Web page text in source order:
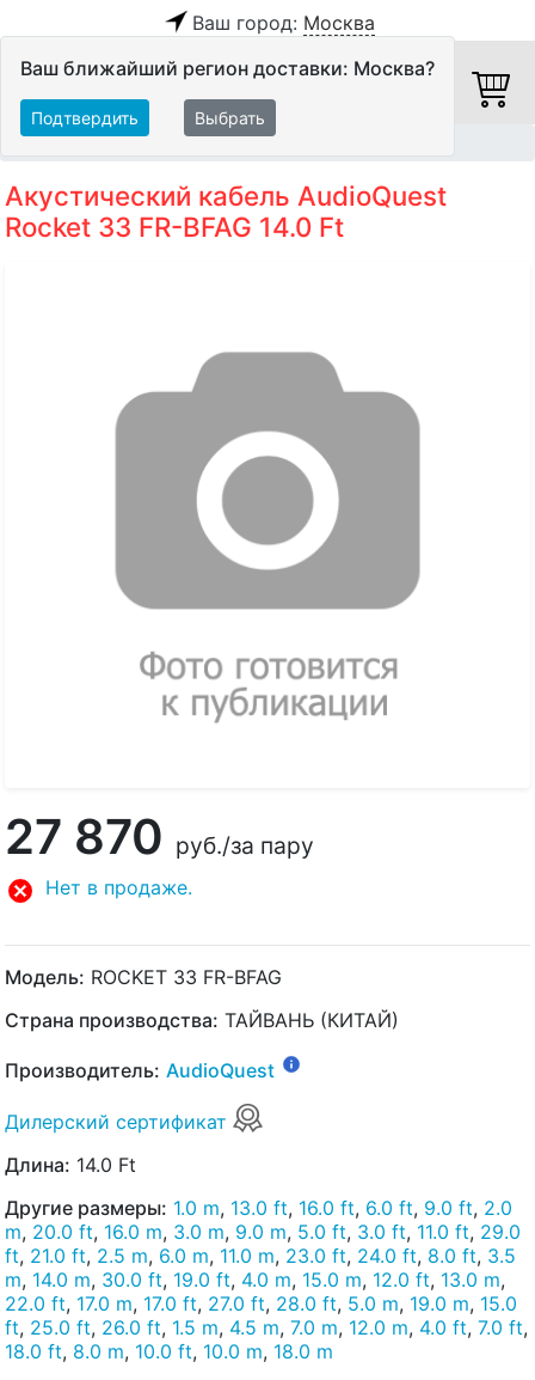
Ваш город: Москва
Ваш ближайший регион доставки: Москва?
Подтвердить Выбрать
Акустический кабель AudioQuest
Rocket 33 FR-BFAG 14.0 Ft
27 870 руб./за пару
Нет в продаже.
Модель: ROCKET 33 FR-BFAG
Страна производства: ТАЙВАНЬ (КИТАЙ)
Производитель: AudioQuest
Дилерский сертификат
Длина: 14.0 Ft
Другие размеры: 1.0 m, 13.0 ft, 16.0 ft, 6.0 ft, 9.0 ft, 2.0
m, 20.0 ft, 16.0 m, 3.0 m, 9.0 m, 5.0 ft, 3.0 ft, 11.0 ft, 29.0
ft, 21.0 ft, 2.5 m, 6.0 m, 11.0 m, 23.0 ft, 24.0 ft, 8.0 ft, 3.5
m, 14.0 m, 30.0 ft, 19.0 ft, 4.0 m, 15.0 m, 12.0 ft, 13.0 m,
22.0 ft, 17.0 m, 17.0 ft, 27.0 ft, 28.0 ft, 5.0 m, 19.0 m, 15.0
ft, 25.0 ft, 26.0 ft, 1.5 m, 4.5 m, 7.0 m, 12.0 m, 4.0 ft, 7.0 ft,
18.0 ft, 8.0 m, 10.0 ft, 10.0 m, 18.0 m